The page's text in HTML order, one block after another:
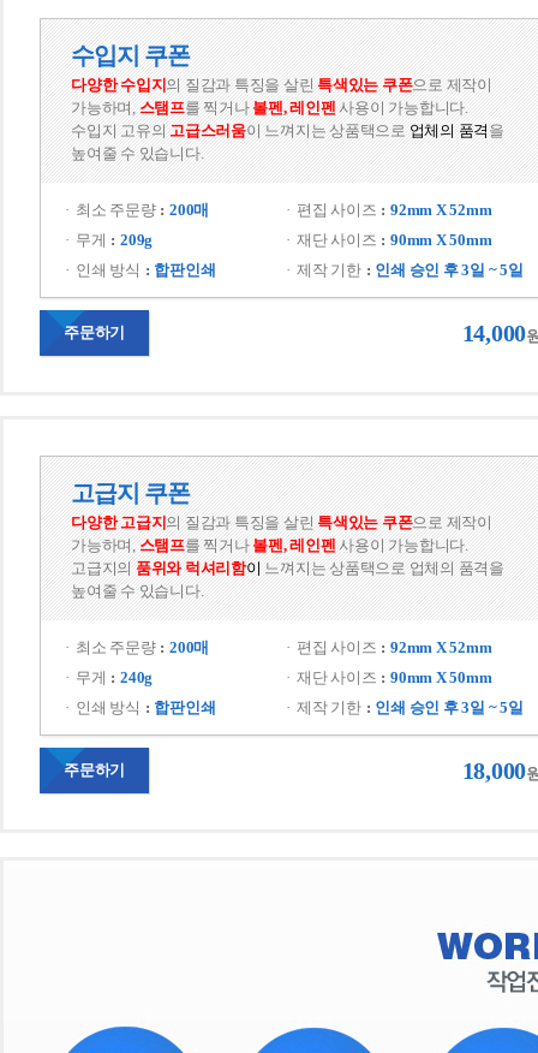
수입지 쿠폰
다양한 수입지의 질감과 특징을 살린 특색있는 쿠폰으로 제작이
가능하며, 스탬프를 찍거나 볼펜, 레인펜 사용이 가능합니다.
수입지 고유의 고급스러움이 느껴지는 상품택으로 업체의 품격을 ​
높여줄 수 있습니다.
최소 주문량
200매
무게
209g
인쇄 방식
합판인쇄
편집 사이즈
92mm X 52mm
재단 사이즈
90mm X 50mm
제작 기한
인쇄 승인 후 3일 ~ 5일
주문하기 14,000
고급지 쿠폰
다양한 고급지의 질감과 특징을 살린특색있는 쿠폰으로 제작이
가능하며,스탬프를 찍거나 볼펜, 레인펜 사용이 가능합니다.
고급지의 품위와럭셔리함이 느껴지는 상품택으로 업체의 품격을 ​
높여줄 수 있습니다.
최소 주문량
200매
무게
240g
인쇄 방식
합판인쇄
편집 사이즈
92mm X 52mm
재단 사이즈
90mm X 50mm
제작 기한
인쇄 승인 후 3일 ~ 5일
주문하기 18,000